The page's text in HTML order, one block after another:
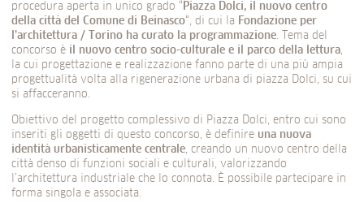
procedura aperta in unico grado “ Piazza Dolci, il nuovo centro
della città del Comune di Beinasco“, di cui la Fondazione per
l’architettura / Torino ha curato la programmazione. Tema del
concorso è il nuovo centro socio-culturale e il parco della lettura,
la cui progettazione e realizzazione fanno parte di una più ampia
progettualità volta alla rigenerazione urbana di piazza Dolci, su cui
si affacceranno.
Obiettivo del progetto complessivo di Piazza Dolci, entro cui sono
inseriti gli oggetti di questo concorso, è definire una nuova
identità urbanisticamente centrale, creando un nuovo centro della
città denso di funzioni sociali e culturali, valorizzando
l’architettura industriale che lo connota. È possibile partecipare in
forma singola e associata.